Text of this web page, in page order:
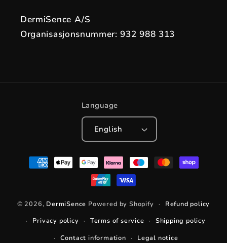
DermiSence A/S
Organisasjonsnummer: 932 988 313
Language
English
Payment
methods
© 2026, DermiSence Powered by Shopify
Refund policy
Privacy policy
Terms of service
Shipping policy
Contact information
Legal notice